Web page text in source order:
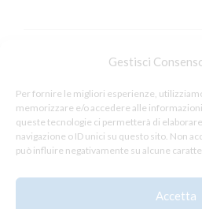
Gestisci
Per fornire le migliori esperienze,
memorizzare e/o accedere alle
queste tecnologie ci permetterà di
navigazione o ID unici su questo sito. Non
può influire negativamente su alcune
Accetta
You must belogged into post a